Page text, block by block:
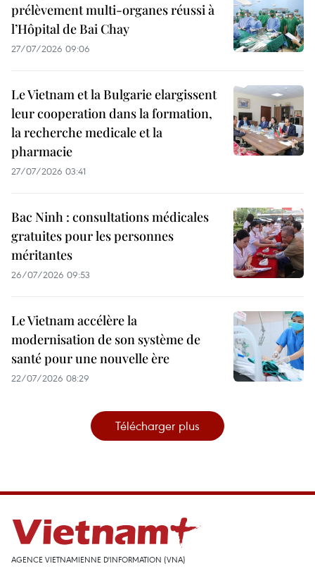
prélèvement multi-organes réussi à
l’Hôpital de Bai Chay
27/07/2026 09:06
Le Vietnam et la Bulgarie elargissent
leur cooperation dans la formation,
la recherche medicale et la
pharmacie
27/07/2026 03:41
Bac Ninh : consultations médicales
gratuites pour les personnes
méritantes
26/07/2026 09:53
Le Vietnam accélère la
modernisation de son système de
santé pour une nouvelle ère
22/07/2026 08:29
Télécharger plus
AGENCE VIETNAMIENNE D'INFORMATION (VNA)